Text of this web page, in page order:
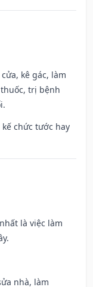
kê gác, làm
trị bệnh
chức tước hay
là việc làm
nhà, làm